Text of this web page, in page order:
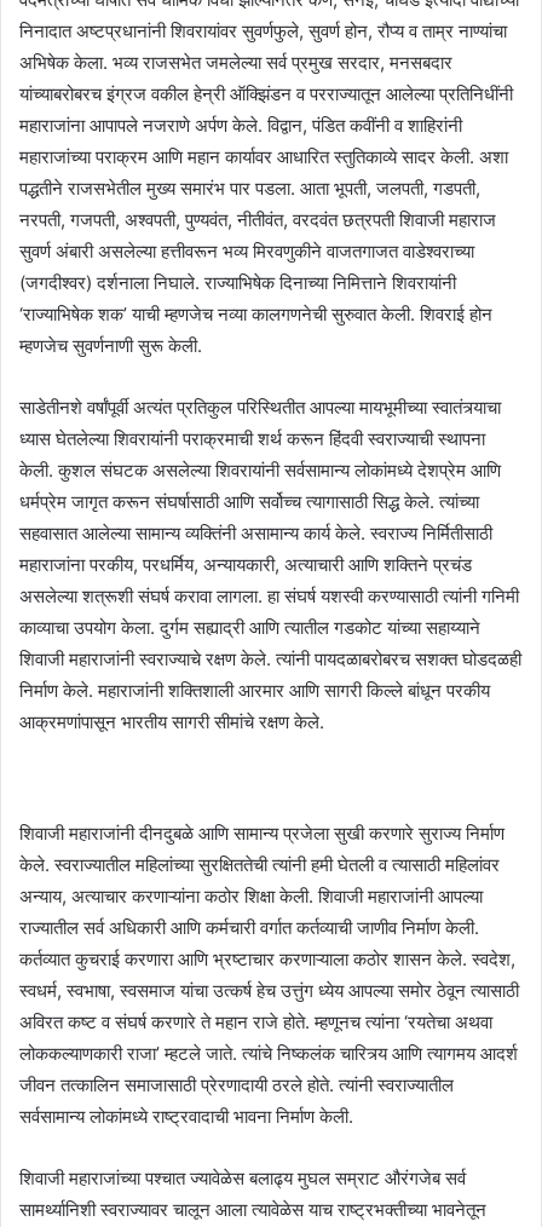
निनादात अष्टप्रधानांनी शिवरायांवर सुवर्णफुले, सुवर्ण होन, रौप्य व ताम्र नाण्यांचा
अभिषेक केला. भव्य राजसभेत जमलेल्या सर्व प्रमुख सरदार, मनसबदार
यांच्याबरोबरच इंग्रज वकील हेन्री ऑक्झिंडन व परराज्यातून आलेल्या प्रतिनिधींनी
महाराजांना आपापले नजराणे अर्पण केले. विद्वान, पंडित कवींनी व शाहिरांनी
महाराजांच्या पराक्रम आणि महान कार्यावर आधारित स्तुतिकाव्ये सादर केली. अशा
पद्धतीने राजसभेतील मुख्य समारंभ पार पडला. आता भूपती, जलपती, गडपती,
नरपती, गजपती, अश्वपती, पुण्यवंत, नीतीवंत, वरदवंत छत्रपती शिवाजी महाराज
सुवर्ण अंबारी असलेल्या हत्तीवरून भव्य मिरवणुकीने वाजतगाजत वाडेश्वराच्या
(जगदीश्वर) दर्शनाला निघाले. राज्याभिषेक दिनाच्या निमित्ताने शिवरायांनी
‘राज्याभिषेक शक’ याची म्हणजेच नव्या कालगणनेची सुरुवात केली. शिवराई होन
म्हणजेच सुवर्णनाणी सुरू केली.
साडेतीनशे वर्षांपूर्वी अत्यंत प्रतिकुल परिस्थितीत आपल्या मायभूमीच्या स्वातंत्र्याचा
ध्यास घेतलेल्या शिवरायांनी पराक्रमाची शर्थ करून हिंदवी स्वराज्याची स्थापना
केली. कुशल संघटक असलेल्या शिवरायांनी सर्वसामान्य लोकांमध्ये देशप्रेम आणि
धर्मप्रेम जागृत करून संघर्षासाठी आणि सर्वोच्च त्यागासाठी सिद्ध केले. त्यांच्या
सहवासात आलेल्या सामान्य व्यक्तिंनी असामान्य कार्य केले. स्वराज्य निर्मितीसाठी
महाराजांना परकीय, परधर्मिय, अन्यायकारी, अत्याचारी आणि शक्तिने प्रचंड
असलेल्या शत्रूशी संघर्ष करावा लागला. हा संघर्ष यशस्वी करण्यासाठी त्यांनी गनिमी
काव्याचा उपयोग केला. दुर्गम सह्याद्री आणि त्यातील गडकोट यांच्या सहाय्याने
शिवाजी महाराजांनी स्वराज्याचे रक्षण केले. त्यांनी पायदळाबरोबरच सशक्त घोडदळही
निर्माण केले. महाराजांनी शक्तिशाली आरमार आणि सागरी किल्ले बांधून परकीय
आक्रमणांपासून भारतीय सागरी सीमांचे रक्षण केले.
शिवाजी महाराजांनी दीनदुबळे आणि सामान्य प्रजेला सुखी करणारे सुराज्य निर्माण
केले. स्वराज्यातील महिलांच्या सुरक्षिततेची त्यांनी हमी घेतली व त्यासाठी महिलांवर
अन्याय, अत्याचार करणाऱ्यांना कठोर शिक्षा केली. शिवाजी महाराजांनी आपल्या
राज्यातील सर्व अधिकारी आणि कर्मचारी वर्गात कर्तव्याची जाणीव निर्माण केली.
कर्तव्यात कुचराई करणारा आणि भ्रष्टाचार करणाऱ्याला कठोर शासन केले. स्वदेश,
स्वधर्म, स्वभाषा, स्वसमाज यांचा उत्कर्ष हेच उत्तुंग ध्येय आपल्या समोर ठेवून त्यासाठी
अविरत कष्ट व संघर्ष करणारे ते महान राजे होते. म्हणूनच त्यांना ‘रयतेचा अथवा
लोककल्याणकारी राजा’ म्हटले जाते. त्यांचे निष्कलंक चारित्र्य आणि त्यागमय आदर्श
जीवन तत्कालिन समाजासाठी प्रेरणादायी ठरले होते. त्यांनी स्वराज्यातील
सर्वसामान्य लोकांमध्ये राष्ट्रवादाची भावना निर्माण केली.
शिवाजी महाराजांच्या पश्चात ज्यावेळेस बलाढ्य मुघल सम्राट औरंगजेब सर्व
सामर्थ्यानिशी स्वराज्यावर चालून आला त्यावेळेस याच राष्ट्रभक्तीच्या भावनेतून